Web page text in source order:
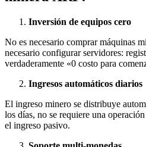
Inversión de equipos cero
No es necesario comprar máquinas
necesario configurar servidores:
verdaderamente «0 costo para
Ingresos automáticos diarios
El ingreso minero se distribuye
los días, no se requiere una
el ingreso pasivo.